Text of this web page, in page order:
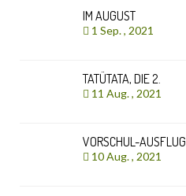
IM AUGUST
1 Sep. , 2021
TATÜTATA, DIE 2.
11 Aug. , 2021
VORSCHUL-AUSFLUG
10 Aug. , 2021